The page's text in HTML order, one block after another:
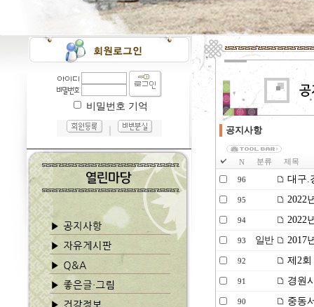
비밀번호 기억
공지사항
N 분류 제목
96 대구.
95 2022
94 2022
93 일반 2017
92 제2
91 경원
90 중동